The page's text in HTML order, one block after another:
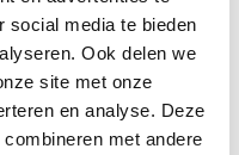
social media te bieden
Ook delen we
site met onze
en analyse. Deze
met andere